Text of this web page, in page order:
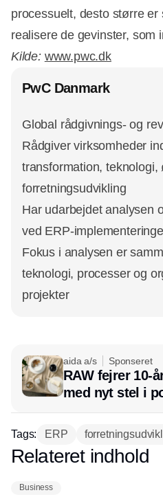
processuelt, desto større
realisere de gevinster, som
Kilde: www.pwc.dk
PwC Danmark
Global rådgivnings- og
Rådgiver virksomheder
transformation, teknologi,
forretningsudvikling
Har udarbejdet analysen
ved ERP-
Fokus i analysen er
teknologi, processer og
projekter
aida a/s Sponseret
RAW fejrer 10-
med nyt stel i
Tags: ERP
Relateret indhold
Business